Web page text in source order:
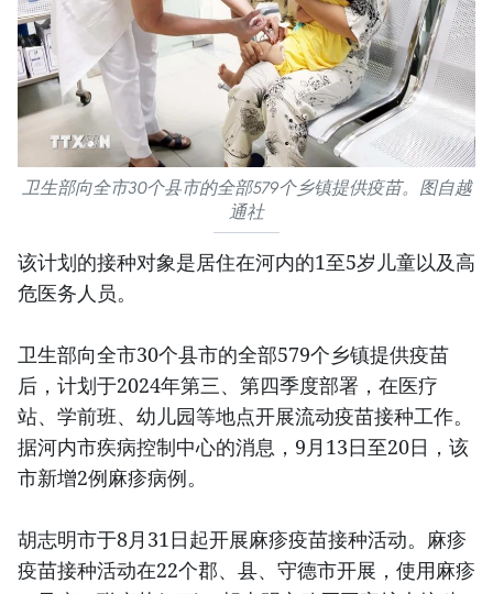
卫生部向全市30个县市的全部579个乡镇提供疫苗。图自越
通社
该计划的接种对象是居住在河内的1至5岁儿童以及高
危医务人员。
卫生部向全市30个县市的全部579个乡镇提供疫苗
后，计划于2024年第三、第四季度部署，在医疗
站、学前班、幼儿园等地点开展流动疫苗接种工作。
据河内市疾病控制中心的消息，9月13日至20日，该
市新增2例麻疹病例。
胡志明市于8月31日起开展麻疹疫苗接种活动。麻疹
疫苗接种活动在22个郡、县、守德市开展，使用麻疹